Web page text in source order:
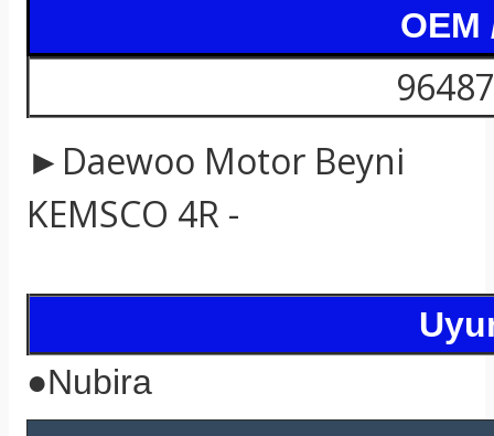
OEM
►Daewoo Motor Beyni
KEMSCO 4R -
●Nubira